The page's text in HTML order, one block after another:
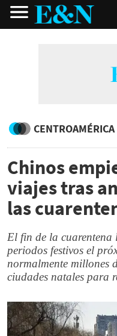
Chinos
viajes tras
las
El fin de la cuarentena
periodos festivos el
normalmente millones
ciudades natales para